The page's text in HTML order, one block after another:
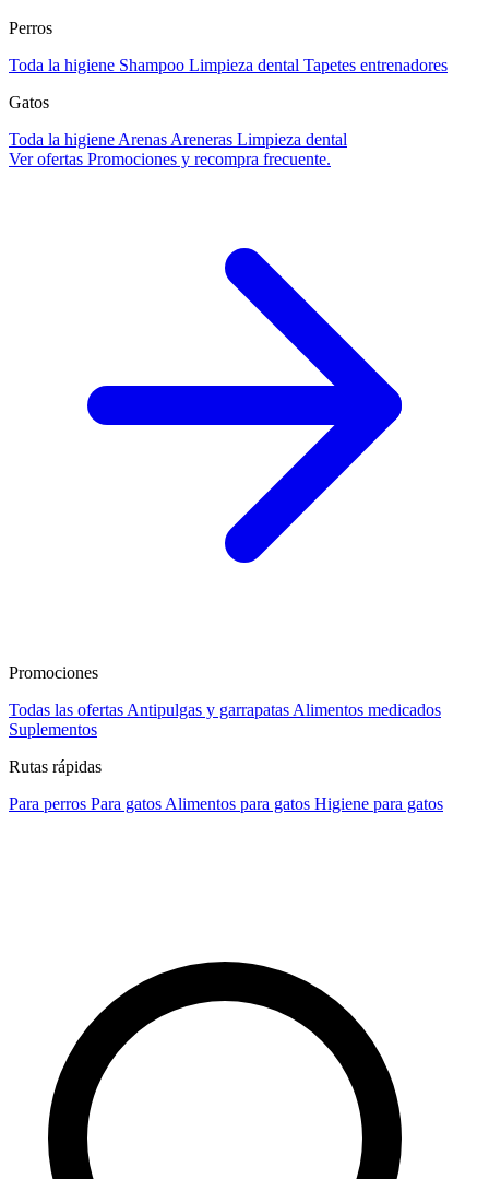
Perros
Toda la higiene Shampoo Limpieza dental Tapetes entrenadores
Gatos
Toda la higiene Arenas Areneras Limpieza dental
Ver ofertas Promociones y recompra frecuente.
Promociones
Todas las ofertas Antipulgas y garrapatas Alimentos medicados
Suplementos
Rutas rápidas
Para perros Para gatos Alimentos para gatos Higiene para gatos